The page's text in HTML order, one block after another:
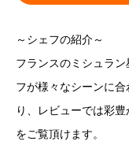
～シェフの紹介～
フランスのミシュラ
フが様々なシーンに
り、レビューでは彩
をご覧頂けます。